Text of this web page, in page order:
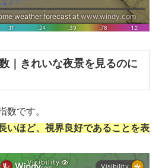
｜きれいな夜景を見るのに
数です。
いほど、視界良好であることを表